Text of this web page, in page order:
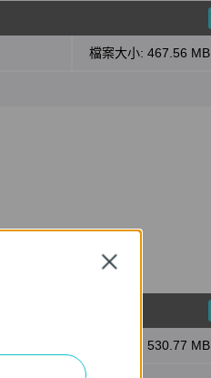
檔案大小: 467.56 MB
530.77 MB
Close